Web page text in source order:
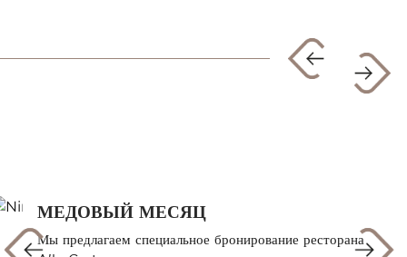
МЕДОВЫЙ МЕСЯЦ
Мы предлагаем специальное бронирование ресторана